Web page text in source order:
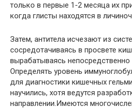
только в первые 1-2 месяца их
когда глисты находятся в
Затем, антитела исчезают из
сосредотачиваясь в просвете
вырабатываясь непосредственно
Определять уровень
для диагностики кишечных
научились, хотя ведутся
направлении.Имеются